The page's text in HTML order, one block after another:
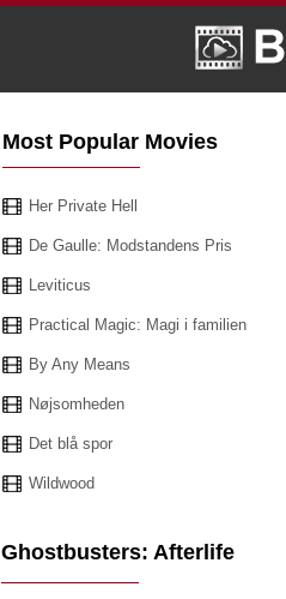
Most Popular Movies
Her Private Hell
De Gaulle: Modstandens Pris
Leviticus
Practical Magic: Magi i familien
By Any Means
Nøjsomheden
Det blå spor
Wildwood
Ghostbusters: Afterlife